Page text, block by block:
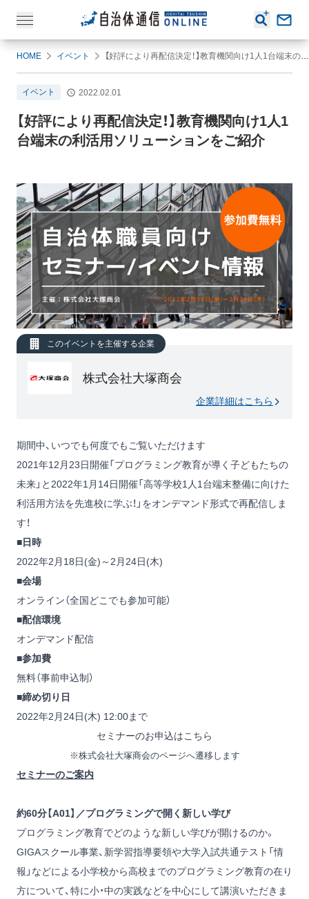
HOME イベント 【好評により再配信決定！】教育機関向け1人1台端末の利活用ソリューションをご紹介
イベント 2022.02.01
【好評により再配信決定！】教育機関向け1人1
台端末の利活用ソリューションをご紹介
このイベントを主催する企業
株式会社大塚商会
企業詳細はこちら
期間中、いつでも何度でもご覧いただけます
2021年12月23日開催「プログラミング教育が導く子どもたちの
未来」と2022年1月14日開催「高等学校1人1台端末整備に向けた
利活用方法を先進校に学ぶ！」をオンデマンド形式で再配信しま
す！
■日時
2022年2月18日(金)～2月24日(木)
■会場
オンライン（全国どこでも参加可能）
■配信環境
オンデマンド配信
■参加費
無料（事前申込制）
■締め切り日
2022年2月24日(木) 12:00まで
セミナーのお申込はこちら
※株式会社大塚商会のページへ遷移します
セミナーのご案内
約60分【A01】／プログラミングで開く新しい学び
プログラミング教育でどのような新しい学びが開けるのか。
GIGAスクール事業、新学習指導要領や大学入試共通テスト「情
報」などによる小学校から高校までのプログラミング教育の在り
方について、特に小・中の実践などを中心にして講演いただきま